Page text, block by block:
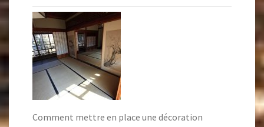
Comment mettre en place une décoration